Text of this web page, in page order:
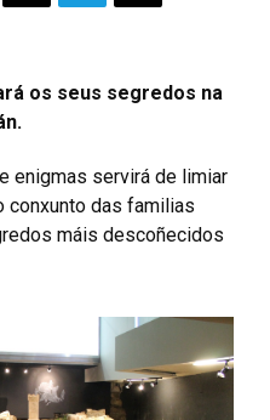
os seus segredos na
enigmas servirá de limiar
conxunto das familias
máis descoñecidos